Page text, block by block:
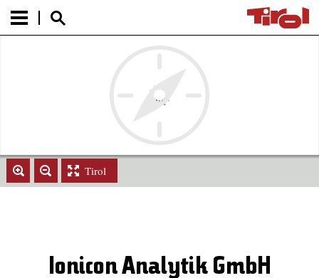
Tirol
Ionicon Analytik GmbH